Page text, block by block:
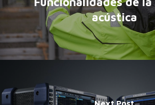
acústica